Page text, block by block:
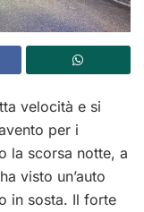
velocità e si
per i
la scorsa notte, a
visto un’auto
in sosta. Il forte